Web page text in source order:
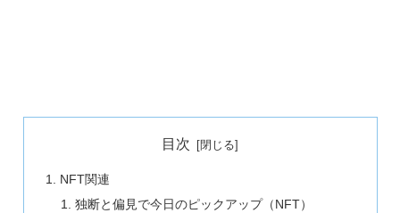
目次
NFT関連
独断と偏見で今日のピックアップ（NFT）